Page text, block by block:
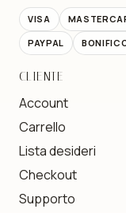
VISA
PAYPAL
CLIENTE
Account
Carrello
Lista desideri
Checkout
Supporto